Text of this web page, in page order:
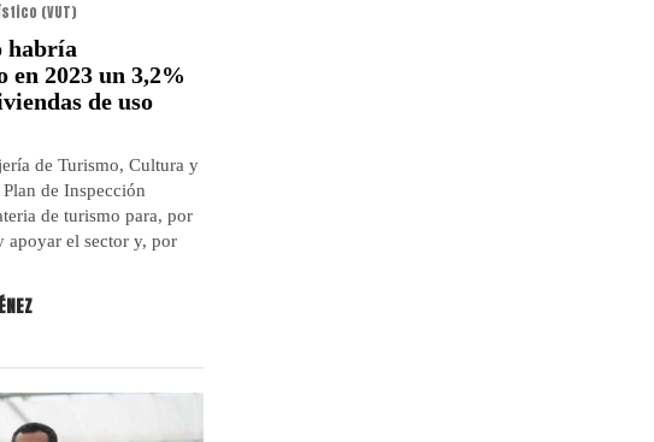
(VUT)
habría
en 2023 un 3,2%
de uso
de Turismo, Cultura y
de Inspección
de turismo para, por
apoyar el sector y, por